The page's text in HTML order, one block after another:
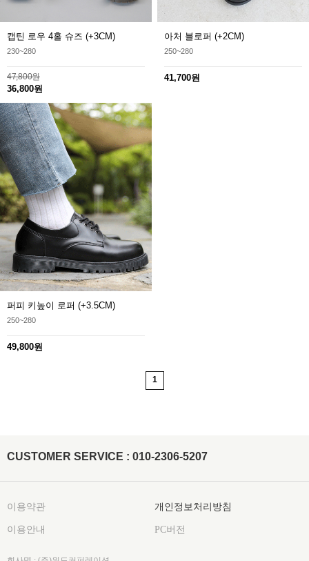
캡틴 로우 4홀 슈즈 (+3CM)
230~280
47,800원
36,800원
아처 블로퍼 (+2CM)
250~280
41,700원
퍼피 키높이 로퍼 (+3.5CM)
250~280
49,800원
1
CUSTOMER SERVICE : 010-2306-5207
이용약관 개인정보처리방침
이용안내 PC버전